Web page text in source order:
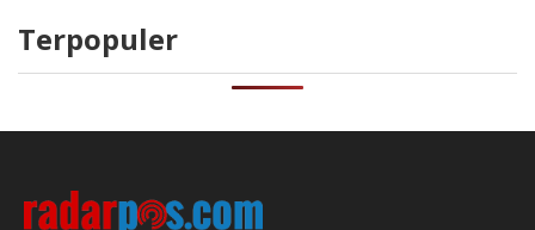
Terpopuler